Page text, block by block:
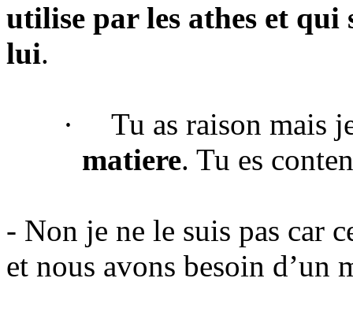
utilise par les athes et
lui.
·
Tu as raison mais
matiere. Tu es
- Non je ne le suis pas car
et nous avons besoin